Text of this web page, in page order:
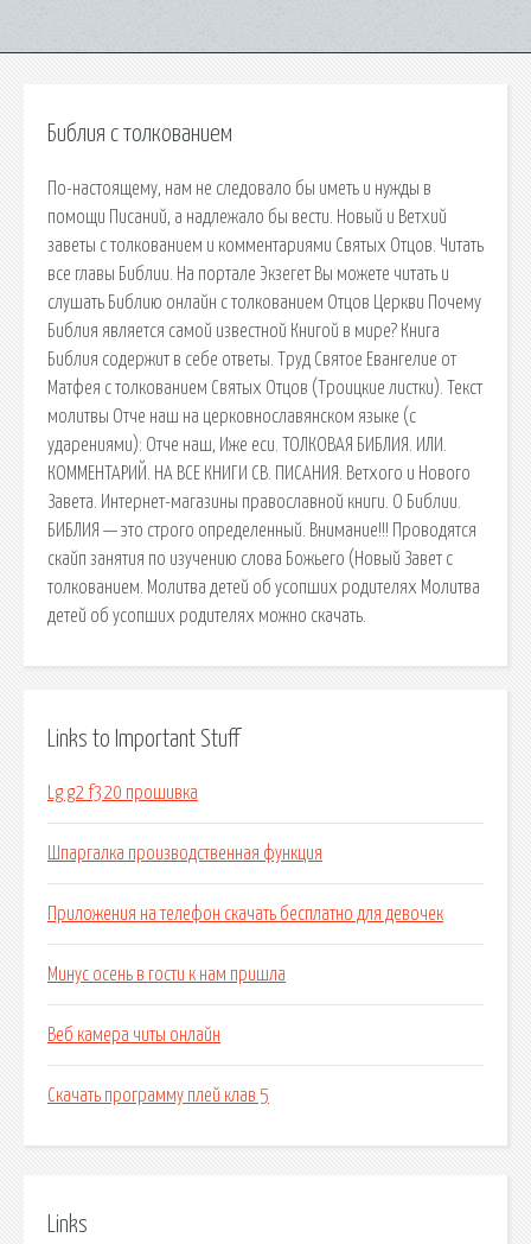
Библия с толкованием
По-настоящему, нам не следовало бы иметь и нужды в
помощи Писаний, а надлежало бы вести. Новый и Ветхий
заветы с толкованием и комментариями Святых Отцов. Читать
все главы Библии. На портале Экзегет Вы можете читать и
слушать Библию онлайн с толкованием Отцов Церкви Почему
Библия является самой известной Книгой в мире? Книга
Библия содержит в себе ответы. Труд Святое Евангелие от
Матфея с толкованием Святых Отцов (Троицкие листки). Текст
молитвы Отче наш на церковнославянском языке (с
ударениями): Отче наш, Иже еси. ТОЛКОВАЯ БИБЛИЯ. ИЛИ.
КОММЕНТАРИЙ. НА ВСЕ КНИГИ СВ. ПИСАНИЯ. Ветхого и Нового
Завета. Интернет-магазины православной книги. О Библии.
БИБЛИЯ — это строго определенный. Внимание!!! Проводятся
скайп занятия по изучению слова Божьего (Новый Завет с
толкованием. Молитва детей об усопших родителях Молитва
детей об усопших родителях можно скачать.
Links to Important Stuff
Lg g2 f320 прошивка
Шпаргалка производственная функция
Приложения на телефон скачать бесплатно для девочек
Минус осень в гости к нам пришла
Веб камера читы онлайн
Скачать программу плей клав 5
Links